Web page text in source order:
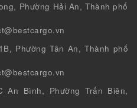
Phường Hải An, Thành phố
Phường Tân An, Thành phố
An Bình, Phường Trấn Biên,